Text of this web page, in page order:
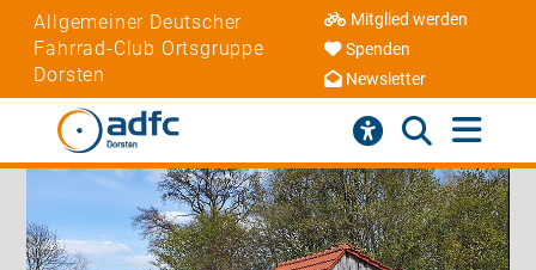
Allgemeiner Deutscher
Fahrrad-Club Ortsgruppe
Dorsten
Mitglied werden
Spenden
Newsletter